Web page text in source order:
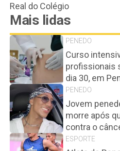
Real do Colégio
Mais lidas
PENEDO
Curso
profissionais
dia 30, em
PENEDO
Jovem
morre após
contra o
ESPORTE